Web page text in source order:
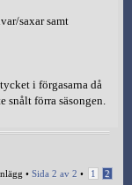
saxar samt
i förgasarna då
snålt förra säsongen.
• Sida 2 av 2 • 1 2